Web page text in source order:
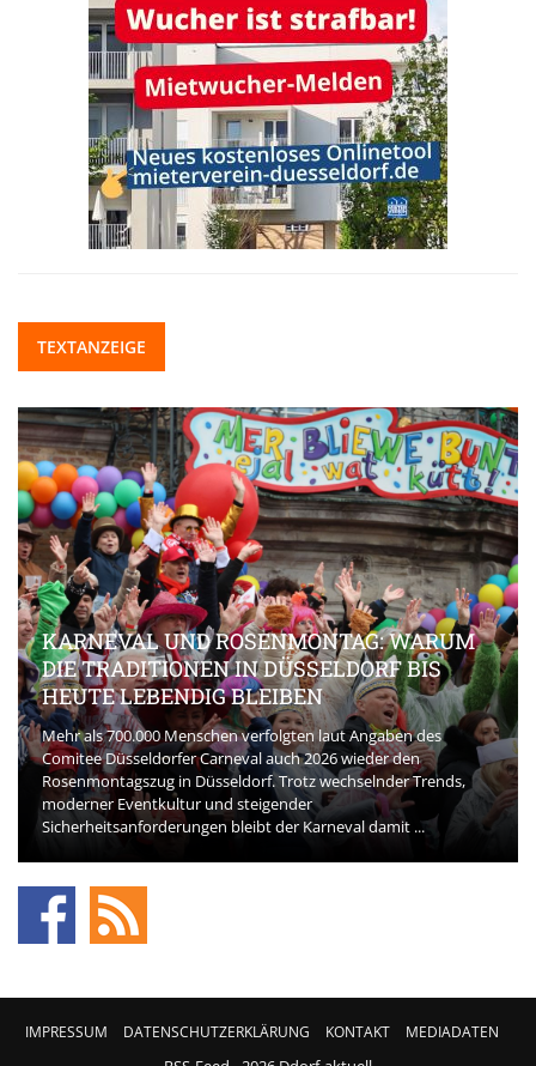
TEXTANZEIGE
KARNEVAL UND ROSENMONTAG: WARUM
DIE TRADITIONEN IN DÜSSELDORF BIS
HEUTE LEBENDIG BLEIBEN
Mehr als 700.000 Menschen verfolgten laut Angaben des
Comitee Düsseldorfer Carneval auch 2026 wieder den
Rosenmontagszug in Düsseldorf. Trotz wechselnder Trends,
moderner Eventkultur und steigender
Sicherheitsanforderungen bleibt der Karneval damit ...
IMPRESSUM DATENSCHUTZERKLÄRUNG KONTAKT MEDIADATEN